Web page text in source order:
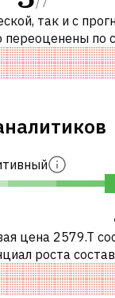
так и с
переоценены по
В
оценена
цена 2579.T
роста
компаний. Эта